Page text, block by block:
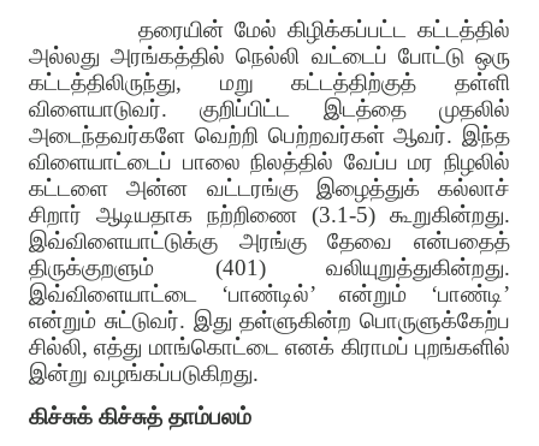
தரையின் மேல் கிழிக்கப்பட்ட கட்டத்தில்
அல்லது அரங்கத்தில் நெல்லி வட்டைப் போட்டு ஒரு
கட்டத்திலிருந்து, மறு கட்டத்திற்குத் தள்ளி
விளையாடுவர். குறிப்பிட்ட இடத்தை முதலில்
அடைந்தவர்களே வெற்றி பெற்றவர்கள் ஆவர். இந்த
விளையாட்டைப் பாலை நிலத்தில் வேப்ப மர நிழலில்
கட்டளை அன்ன வட்டரங்கு இழைத்துக் கல்லாச்
சிறார் ஆடியதாக நற்றிணை (3.1-5) கூறுகின்றது.
இவ்விளையாட்டுக்கு அரங்கு தேவை என்பதைத்
திருக்குறளும் (401) வலியுறுத்துகின்றது.
இவ்விளையாட்டை ‘பாண்டில்’ என்றும் ‘பாண்டி’
என்றும் சுட்டுவர். இது தள்ளுகின்ற பொருளுக்கேற்ப
சில்லி, எத்து மாங்கொட்டை எனக் கிராமப் புறங்களில்
இன்று வழங்கப்படுகிறது.
கிச்சுக் கிச்சுத் தாம்பலம்